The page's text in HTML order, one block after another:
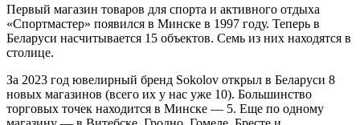
Первый магазин товаров для спорта и активного отдыха
«Спортмастер» появился в Минске в 1997 году. Теперь в
Беларуси насчитывается 15 объектов. Семь из них находятся в
столице.
За 2023 год ювелирный бренд Sokolov открыл в Беларуси 8
новых магазинов (всего их у нас уже 10). Большинство
торговых точек находится в Минске — 5. Еще по одному